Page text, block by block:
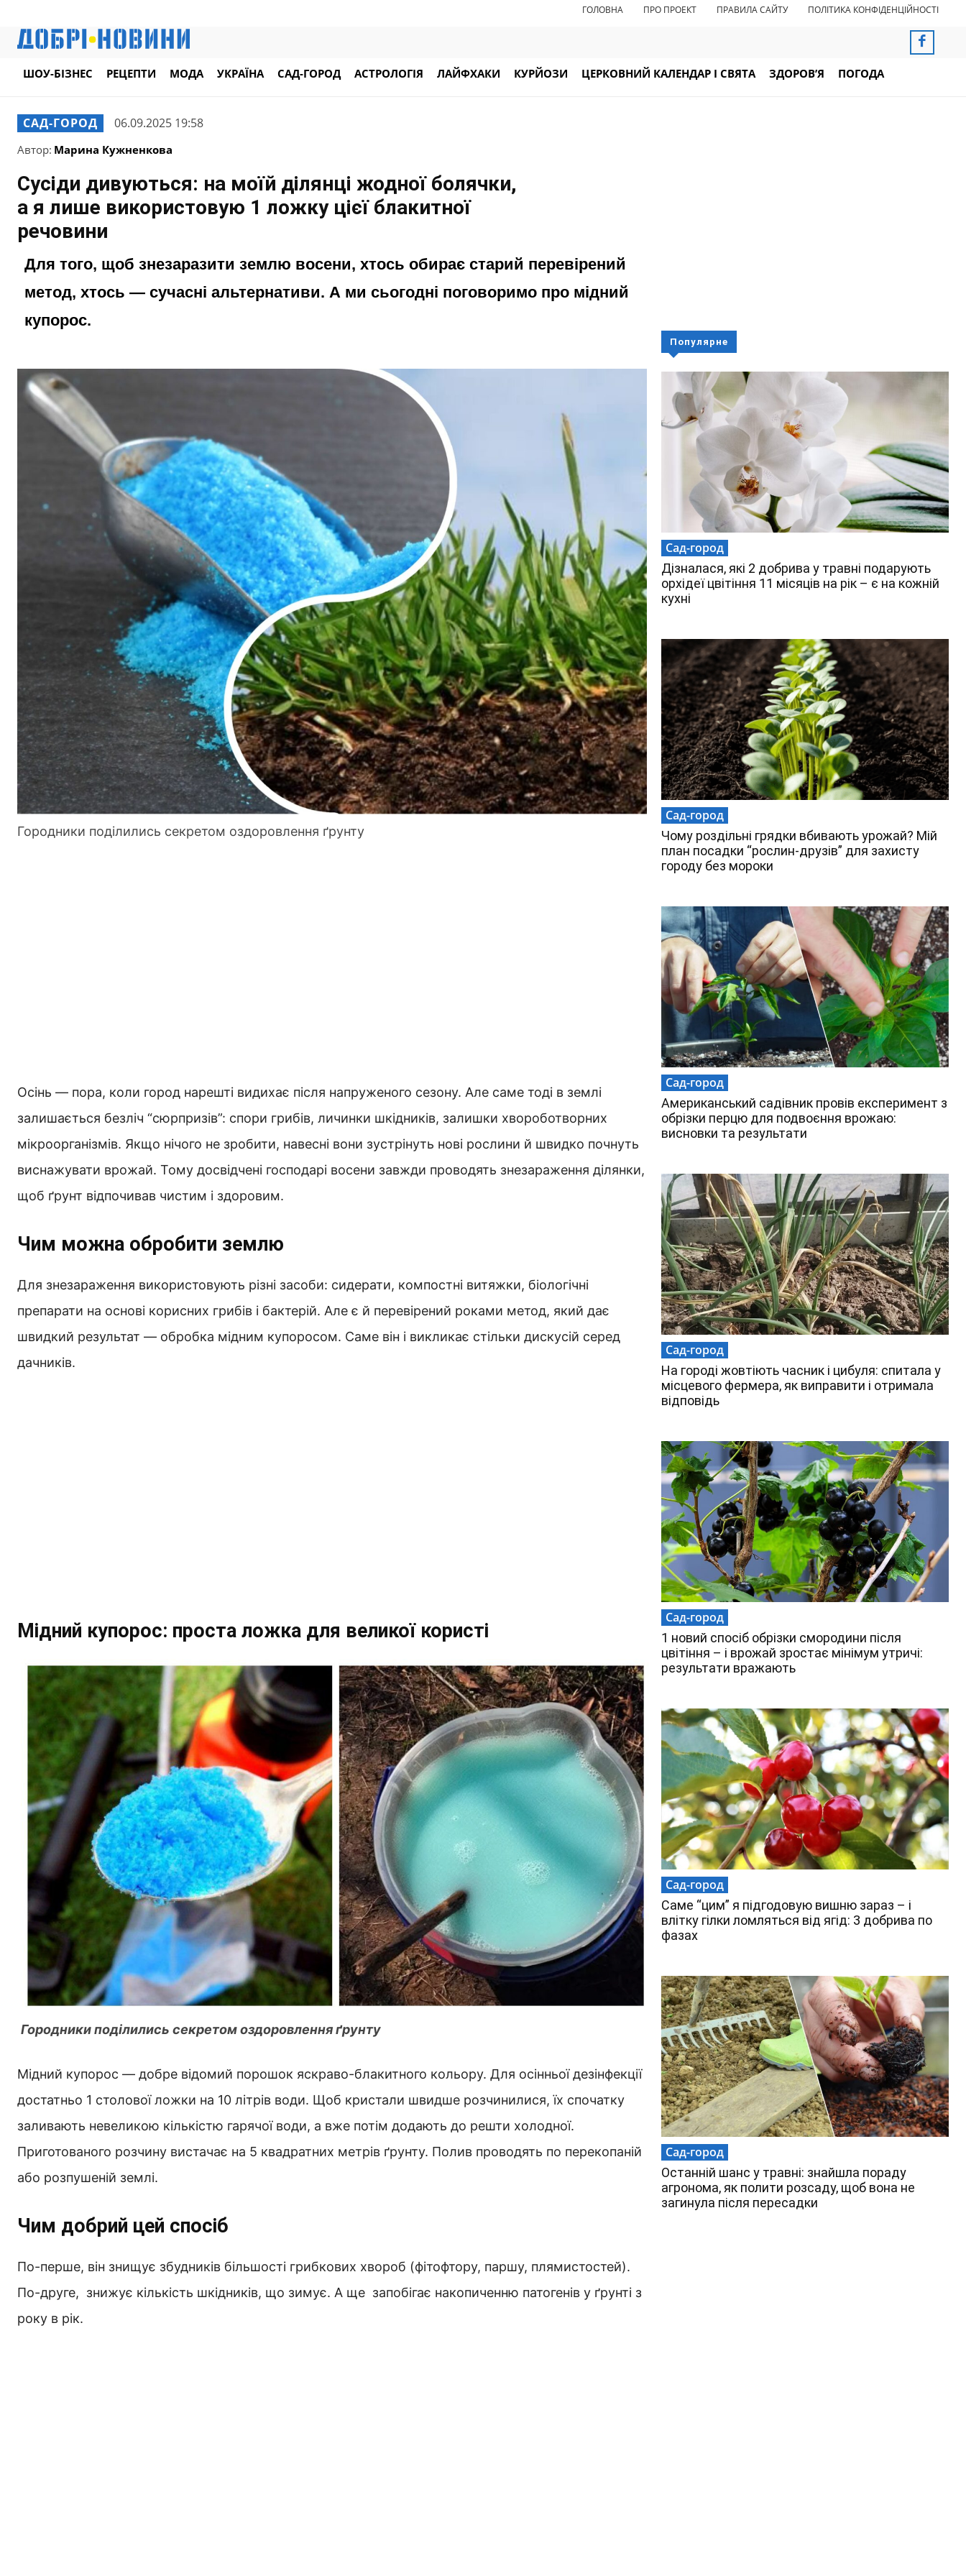
ГОЛОВНА ПРО ПРОЕКТ ПРАВИЛА САЙТУ ПОЛІТИКА КОНФІДЕНЦІЙНОСТІ
ШОУ-БІЗНЕС РЕЦЕПТИ МОДА УКРАЇНА САД-ГОРОД АСТРОЛОГІЯ ЛАЙФХАКИ КУРЙОЗИ ЦЕРКОВНИЙ КАЛЕНДАР І СВЯТА ЗДОРОВ’Я ПОГОДА
САД-ГОРОД 06.09.2025 19:58
Автор: Марина Кужненкова
Сусіди дивуються: на моїй ділянці жодної болячки,
а я лише використовую 1 ложку цієї блакитної
речовини
Для того, щоб знезаразити землю восени, хтось обирає старий перевірений
метод, хтось — сучасні альтернативи. А ми сьогодні поговоримо про мідний
купорос.
Городники поділились секретом оздоровлення ґрунту
Осінь — пора, коли город нарешті видихає після напруженого сезону. Але саме тоді в землі
залишається безліч “сюрпризів”: спори грибів, личинки шкідників, залишки хвороботворних
мікроорганізмів. Якщо нічого не зробити, навесні вони зустрінуть нові рослини й швидко почнуть
виснажувати врожай. Тому досвідчені господарі восени завжди проводять знезараження ділянки,
щоб ґрунт відпочивав чистим і здоровим.
Чим можна обробити землю
Для знезараження використовують різні засоби: сидерати, компостні витяжки, біологічні
препарати на основі корисних грибів і бактерій. Але є й перевірений роками метод, який дає
швидкий результат — обробка мідним купоросом. Саме він і викликає стільки дискусій серед
дачників.
Мідний купорос: проста ложка для великої користі
Городники поділились секретом оздоровлення ґрунту
Мідний купорос — добре відомий порошок яскраво-блакитного кольору. Для осінньої дезінфекції
достатньо 1 столової ложки на 10 літрів води. Щоб кристали швидше розчинилися, їх спочатку
заливають невеликою кількістю гарячої води, а вже потім додають до решти холодної.
Приготованого розчину вистачає на 5 квадратних метрів ґрунту. Полив проводять по перекопаній
або розпушеній землі.
Чим добрий цей спосіб
По-перше, він знищує збудників більшості грибкових хвороб (фітофтору, паршу, плямистостей).
По-друге, знижує кількість шкідників, що зимує. А ще запобігає накопиченню патогенів у ґрунті з
року в рік.
Популярне
Сад-город
Дізналася, які 2 добрива у травні подарують
орхідеї цвітіння 11 місяців на рік – є на кожній
кухні
Сад-город
Чому роздільні грядки вбивають урожай? Мій
план посадки “рослин-друзів” для захисту
городу без мороки
Сад-город
Американський садівник провів експеримент з
обрізки перцю для подвоєння врожаю:
висновки та результати
Сад-город
На городі жовтіють часник і цибуля: спитала у
місцевого фермера, як виправити і отримала
відповідь
Сад-город
1 новий спосіб обрізки смородини після
цвітіння – і врожай зростає мінімум утричі:
результати вражають
Сад-город
Саме “цим” я підгодовую вишню зараз – і
влітку гілки ломляться від ягід: 3 добрива по
фазах
Сад-город
Останній шанс у травні: знайшла пораду
агронома, як полити розсаду, щоб вона не
загинула після пересадки